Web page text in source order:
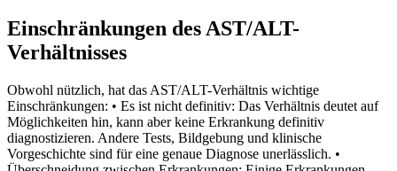
Einschränkungen des AST/ALT-
Verhältnisses
Obwohl nützlich, hat das AST/ALT-Verhältnis wichtige
Einschränkungen: • Es ist nicht definitiv: Das Verhältnis deutet auf
Möglichkeiten hin, kann aber keine Erkrankung definitiv
diagnostizieren. Andere Tests, Bildgebung und klinische
Vorgeschichte sind für eine genaue Diagnose unerlässlich. •